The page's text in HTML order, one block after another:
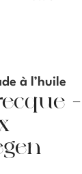
à l’huile
–